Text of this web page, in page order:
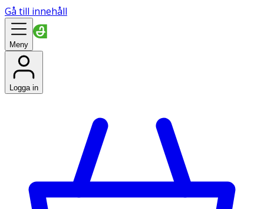
Gå till innehåll
Meny
Logga in